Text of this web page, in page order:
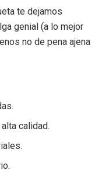
te dejamos
genial (a lo mejor
no de pena ajena
calidad.